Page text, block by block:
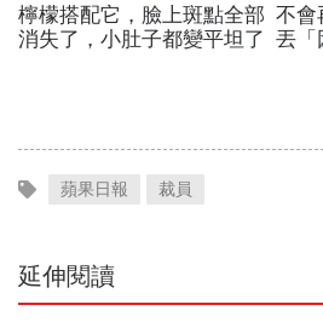
檸檬搭配它，臉上斑點全部
消失了，小肚子都變平坦了
不會
丟「
頭
蘋果日報 裁員
延伸閱讀